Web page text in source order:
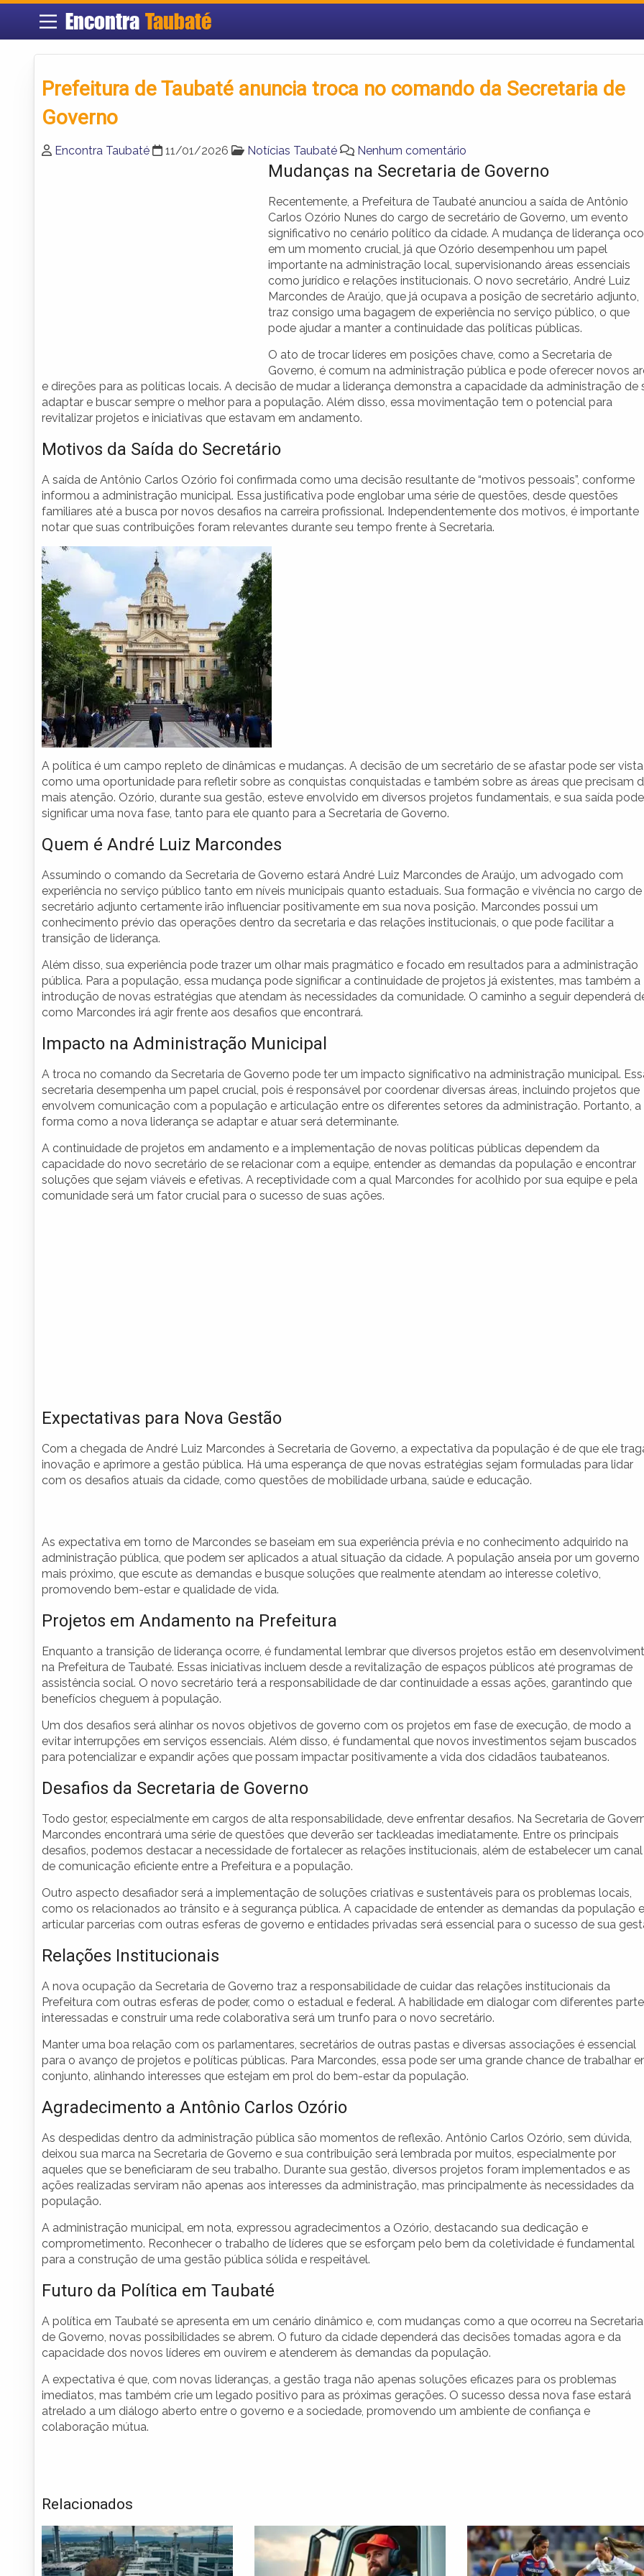
Encontra Taubaté
Prefeitura de Taubaté anuncia troca no comando da Secretaria de
Governo
Encontra Taubaté 11/01/2026 Notícias Taubaté Nenhum comentário
Mudanças na Secretaria de Governo
Recentemente, a Prefeitura de Taubaté anunciou a saída de Antônio
Carlos Ozório Nunes do cargo de secretário de Governo, um evento
significativo no cenário político da cidade. A mudança de liderança
em um momento crucial, já que Ozório desempenhou um papel
importante na administração local, supervisionando áreas essenciais
como jurídico e relações institucionais. O novo secretário, André Luiz
Marcondes de Araújo, que já ocupava a posição de secretário adjunto,
traz consigo uma bagagem de experiência no serviço público, o que
pode ajudar a manter a continuidade das políticas públicas.
O ato de trocar líderes em posições chave, como a Secretaria de
Governo, é comum na administração pública e pode oferecer novos
e direções para as políticas locais. A decisão de mudar a liderança demonstra a capacidade da administração de
adaptar e buscar sempre o melhor para a população. Além disso, essa movimentação tem o potencial para
revitalizar projetos e iniciativas que estavam em andamento.
Motivos da Saída do Secretário
A saída de Antônio Carlos Ozório foi confirmada como uma decisão resultante de “motivos pessoais”, conforme
informou a administração municipal. Essa justificativa pode englobar uma série de questões, desde questões
familiares até a busca por novos desafios na carreira profissional. Independentemente dos motivos, é importante
notar que suas contribuições foram relevantes durante seu tempo frente à Secretaria.
A política é um campo repleto de dinâmicas e mudanças. A decisão de um secretário de se afastar pode ser vista
como uma oportunidade para refletir sobre as conquistas conquistadas e também sobre as áreas que precisam
mais atenção. Ozório, durante sua gestão, esteve envolvido em diversos projetos fundamentais, e sua saída pode
significar uma nova fase, tanto para ele quanto para a Secretaria de Governo.
Quem é André Luiz Marcondes
Assumindo o comando da Secretaria de Governo estará André Luiz Marcondes de Araújo, um advogado com
experiência no serviço público tanto em níveis municipais quanto estaduais. Sua formação e vivência no cargo de
secretário adjunto certamente irão influenciar positivamente em sua nova posição. Marcondes possui um
conhecimento prévio das operações dentro da secretaria e das relações institucionais, o que pode facilitar a
transição de liderança.
Além disso, sua experiência pode trazer um olhar mais pragmático e focado em resultados para a administração
pública. Para a população, essa mudança pode significar a continuidade de projetos já existentes, mas também a
introdução de novas estratégias que atendam às necessidades da comunidade. O caminho a seguir dependerá
como Marcondes irá agir frente aos desafios que encontrará.
Impacto na Administração Municipal
A troca no comando da Secretaria de Governo pode ter um impacto significativo na administração municipal.
secretaria desempenha um papel crucial, pois é responsável por coordenar diversas áreas, incluindo projetos que
envolvem comunicação com a população e articulação entre os diferentes setores da administração. Portanto, a
forma como a nova liderança se adaptar e atuar será determinante.
A continuidade de projetos em andamento e a implementação de novas políticas públicas dependem da
capacidade do novo secretário de se relacionar com a equipe, entender as demandas da população e encontrar
soluções que sejam viáveis e efetivas. A receptividade com a qual Marcondes for acolhido por sua equipe e pela
comunidade será um fator crucial para o sucesso de suas ações.
Expectativas para Nova Gestão
Com a chegada de André Luiz Marcondes à Secretaria de Governo, a expectativa da população é de que ele
inovação e aprimore a gestão pública. Há uma esperança de que novas estratégias sejam formuladas para lidar
com os desafios atuais da cidade, como questões de mobilidade urbana, saúde e educação.
As expectativa em torno de Marcondes se baseiam em sua experiência prévia e no conhecimento adquirido na
administração pública, que podem ser aplicados a atual situação da cidade. A população anseia por um governo
mais próximo, que escute as demandas e busque soluções que realmente atendam ao interesse coletivo,
promovendo bem-estar e qualidade de vida.
Projetos em Andamento na Prefeitura
Enquanto a transição de liderança ocorre, é fundamental lembrar que diversos projetos estão em
na Prefeitura de Taubaté. Essas iniciativas incluem desde a revitalização de espaços públicos até programas de
assistência social. O novo secretário terá a responsabilidade de dar continuidade a essas ações, garantindo que
benefícios cheguem à população.
Um dos desafios será alinhar os novos objetivos de governo com os projetos em fase de execução, de modo a
evitar interrupções em serviços essenciais. Além disso, é fundamental que novos investimentos sejam buscados
para potencializar e expandir ações que possam impactar positivamente a vida dos cidadãos taubateanos.
Desafios da Secretaria de Governo
Todo gestor, especialmente em cargos de alta responsabilidade, deve enfrentar desafios. Na Secretaria de
Marcondes encontrará uma série de questões que deverão ser tackleadas imediatamente. Entre os principais
desafios, podemos destacar a necessidade de fortalecer as relações institucionais, além de estabelecer um canal
de comunicação eficiente entre a Prefeitura e a população.
Outro aspecto desafiador será a implementação de soluções criativas e sustentáveis para os problemas locais,
como os relacionados ao trânsito e à segurança pública. A capacidade de entender as demandas da população e
articular parcerias com outras esferas de governo e entidades privadas será essencial para o sucesso de sua
Relações Institucionais
A nova ocupação da Secretaria de Governo traz a responsabilidade de cuidar das relações institucionais da
Prefeitura com outras esferas de poder, como o estadual e federal. A habilidade em dialogar com diferentes
interessadas e construir uma rede colaborativa será um trunfo para o novo secretário.
Manter uma boa relação com os parlamentares, secretários de outras pastas e diversas associações é essencial
para o avanço de projetos e políticas públicas. Para Marcondes, essa pode ser uma grande chance de trabalhar
conjunto, alinhando interesses que estejam em prol do bem-estar da população.
Agradecimento a Antônio Carlos Ozório
As despedidas dentro da administração pública são momentos de reflexão. Antônio Carlos Ozório, sem dúvida,
deixou sua marca na Secretaria de Governo e sua contribuição será lembrada por muitos, especialmente por
aqueles que se beneficiaram de seu trabalho. Durante sua gestão, diversos projetos foram implementados e as
ações realizadas serviram não apenas aos interesses da administração, mas principalmente às necessidades da
população.
A administração municipal, em nota, expressou agradecimentos a Ozório, destacando sua dedicação e
comprometimento. Reconhecer o trabalho de líderes que se esforçam pelo bem da coletividade é fundamental
para a construção de uma gestão pública sólida e respeitável.
Futuro da Política em Taubaté
A política em Taubaté se apresenta em um cenário dinâmico e, com mudanças como a que ocorreu na Secretaria
de Governo, novas possibilidades se abrem. O futuro da cidade dependerá das decisões tomadas agora e da
capacidade dos novos líderes em ouvirem e atenderem às demandas da população.
A expectativa é que, com novas lideranças, a gestão traga não apenas soluções eficazes para os problemas
imediatos, mas também crie um legado positivo para as próximas gerações. O sucesso dessa nova fase estará
atrelado a um diálogo aberto entre o governo e a sociedade, promovendo um ambiente de confiança e
colaboração mútua.
Relacionados